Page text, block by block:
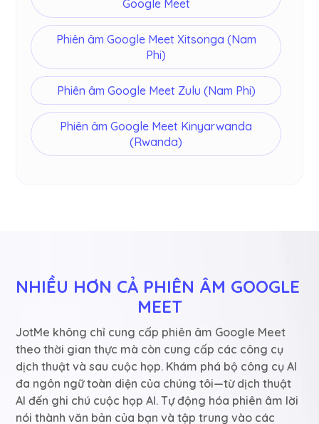
Google Meet
Phiên âm Google Meet Xitsonga (Nam
Phi)
Phiên âm Google Meet Zulu (Nam Phi)
Phiên âm Google Meet Kinyarwanda
(Rwanda)
NHIỀU HƠN CẢ PHIÊN ÂM GOOGLE
MEET
JotMe không chỉ cung cấp phiên âm Google Meet
theo thời gian thực mà còn cung cấp các công cụ
dịch thuật và sau cuộc họp. Khám phá bộ công cụ AI
đa ngôn ngữ toàn diện của chúng tôi—từ dịch thuật
AI đến ghi chú cuộc họp AI. Tự động hóa phiên âm lời
nói thành văn bản của bạn và tập trung vào các